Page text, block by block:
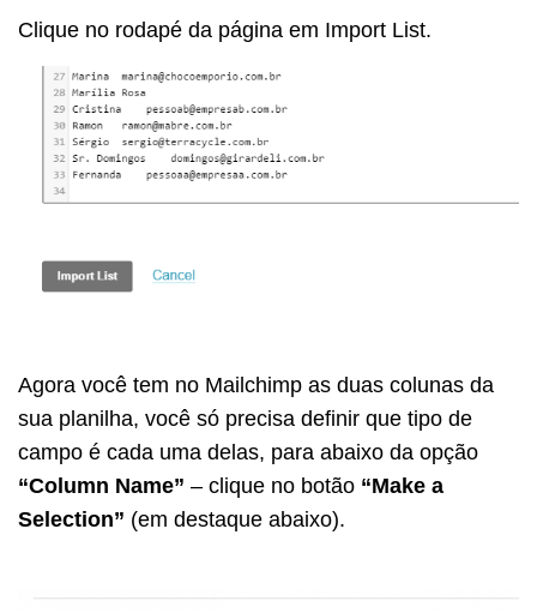
Clique no rodapé da página em Import List.
Agora você tem no Mailchimp as duas colunas da
sua planilha, você só precisa definir que tipo de
campo é cada uma delas, para abaixo da opção
“Column Name” – clique no botão “Make a
Selection” (em destaque abaixo).